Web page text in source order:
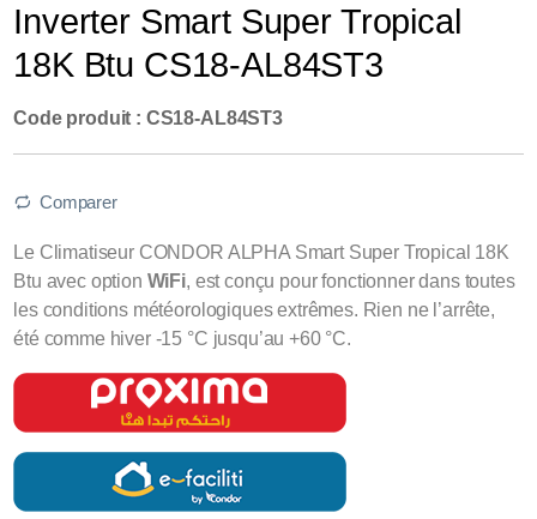
Inverter Smart Super Tropical
18K Btu CS18-AL84ST3
Code produit : CS18-AL84ST3
Comparer
Le Climatiseur CONDOR ALPHA Smart Super Tropical 18K
Btu avec option WiFi, est conçu pour fonctionner dans toutes
les conditions météorologiques extrêmes. Rien ne l’arrête,
été comme hiver -15 °C jusqu’au +60 °C.